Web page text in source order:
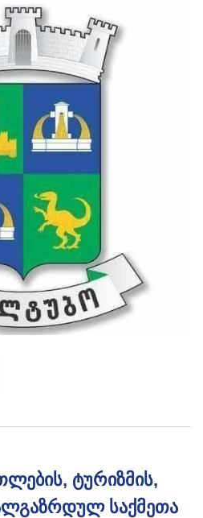
ტურიზმის,
საქმეთა